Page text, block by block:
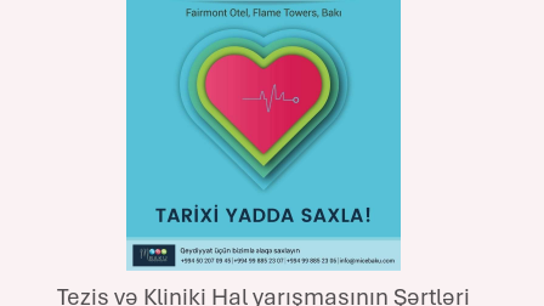
Tezis və Kliniki Hal yarışmasının Şərtləri